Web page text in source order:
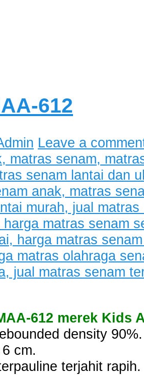
612
Leave a
612 merek Kids
density 90%.
cm.
terjahit rapih.